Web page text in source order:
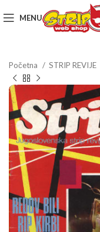
MENU
Početna STRIP REVIJE